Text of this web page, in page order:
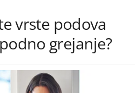
vrste podova
grejanje?